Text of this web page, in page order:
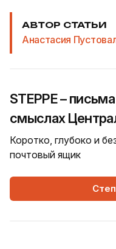
АВТОР СТАТЬИ
Анастасия
STEPPE –
смыслах
Коротко, глубоко и
почтовый ящик